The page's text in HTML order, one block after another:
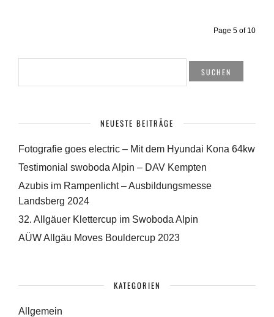
Page 5 of 10
SUCHEN
NEUESTE BEITRÄGE
Fotografie goes electric – Mit dem Hyundai Kona 64kw
Testimonial swoboda Alpin – DAV Kempten
Azubis im Rampenlicht – Ausbildungsmesse
Landsberg 2024
32. Allgäuer Klettercup im Swoboda Alpin
AÜW Allgäu Moves Bouldercup 2023
KATEGORIEN
Allgemein